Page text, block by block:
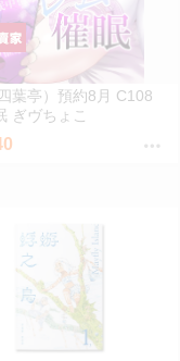
四葉亭）預約8月 C108
ぎヴちょこ